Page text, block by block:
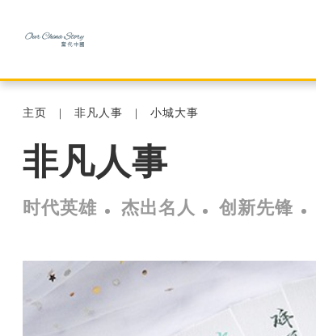
主页 非凡人事 小城大事
非凡人事
时代英雄 杰出名人 创新先锋